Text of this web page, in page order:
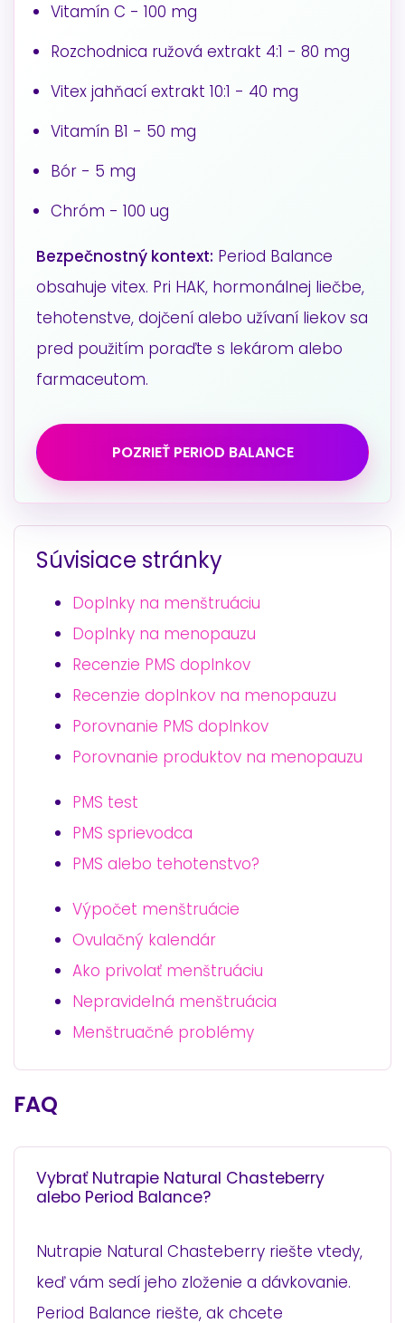
Vitamín C - 100 mg
Rozchodnica ružová extrakt 4:1 - 80 mg
Vitex jahňací extrakt 10:1 - 40 mg
Vitamín B1 - 50 mg
Bór - 5 mg
Chróm - 100 ug
Bezpečnostný kontext: Period Balance
obsahuje vitex. Pri HAK, hormonálnej liečbe,
tehotenstve, dojčení alebo užívaní liekov sa
pred použitím poraďte s lekárom alebo
farmaceutom.
POZRIEŤ PERIOD BALANCE
Súvisiace stránky
Doplnky na menštruáciu
Doplnky na menopauzu
Recenzie PMS doplnkov
Recenzie doplnkov na menopauzu
Porovnanie PMS doplnkov
Porovnanie produktov na menopauzu
PMS test
PMS sprievodca
PMS alebo tehotenstvo?
Výpočet menštruácie
Ovulačný kalendár
Ako privolať menštruáciu
Nepravidelná menštruácia
Menštruačné problémy
FAQ
Vybrať Nutrapie Natural Chasteberry
alebo Period Balance?
Nutrapie Natural Chasteberry riešte vtedy,
keď vám sedí jeho zloženie a dávkovanie.
Period Balance riešte, ak chcete